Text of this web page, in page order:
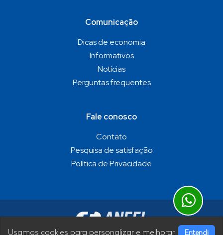
Comunicação
Dicas de economia
Informativos
Notícias
Perguntas frequentes
Fale conosco
Contato
Pesquisa de satisfação
Política de Privacidade
Usamos cookies para personalizar e melhorar Entendi